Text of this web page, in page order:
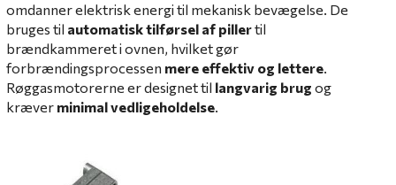
omdanner elektrisk energi til mekanisk bevægelse. De
bruges til automatisk tilførsel af pillertil
brændkammeret i ovnen, hvilket gør
forbrændingsprocessen mere effektiv og lettere.
Røggasmotorerne er designet til langvarig brug og
kræver minimal vedligeholdelse.